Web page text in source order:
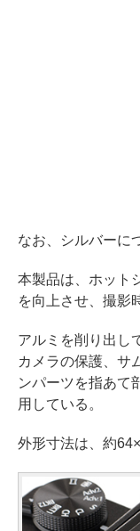
なお、シルバーに
本製品は、ホット
を向上させ、撮影
アルミを削り出し
カメラの保護、サ
ンパーツを指あて
用している。
外形寸法は、約